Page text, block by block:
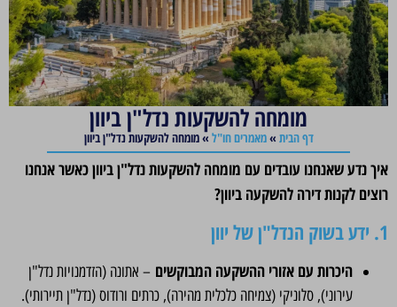
מומחה להשקעות נדל"ן ביוון
דף הבית »מאמרים חו"ל »מומחה להשקעות נדל"ן ביוון
איך נדע שאנחנו עובדים עם מומחה להשקעות נדל"ן ביוון כאשר אנחנו
רוצים לקנות דירה להשקעה ביוון?
1. ידע בשוק הנדל"ן של יוון
היכרות עם אזורי ההשקעה המבוקשים – אתונה (הזדמנויות נדל"ן
עירוני), סלוניקי (צמיחה כלכלית מהירה), כרתים ורודוס (נדל"ן תיירותי).